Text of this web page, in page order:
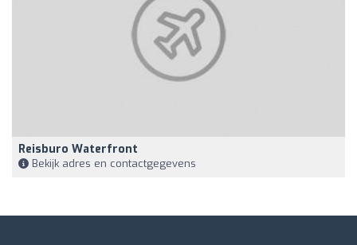
Reisburo Waterfront
Bekijk adres en contactgegevens